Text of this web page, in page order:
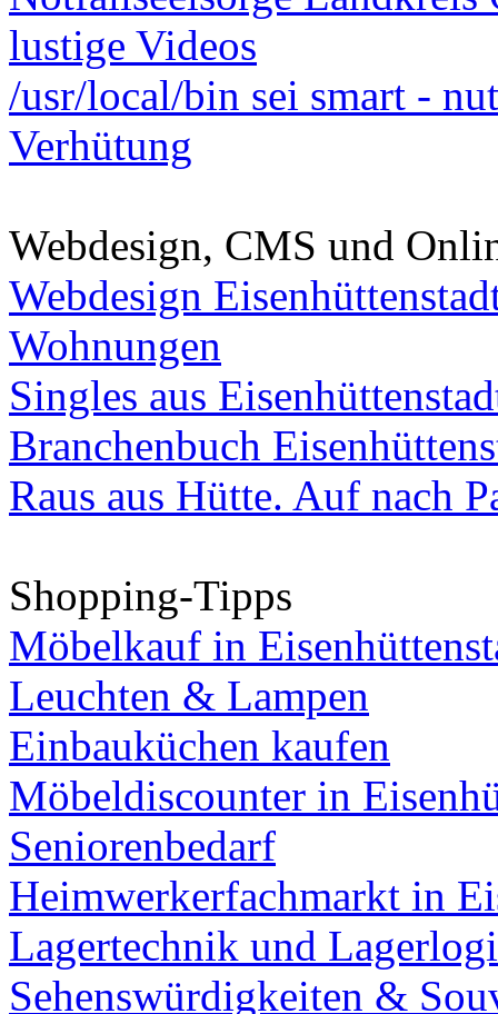
lustige Videos
/usr/local/bin sei smart -
Verhütung
Webdesign, CMS und
Webdesign
Wohnungen
Singles aus
Branchenbuch
Raus aus Hütte. Auf nach
Shopping-Tipps
Möbelkauf in
Leuchten & Lampen
Einbauküchen kaufen
Möbeldiscounter in
Seniorenbedarf
Heimwerkerfachmarkt in
Lagertechnik und
Sehenswürdigkeiten &